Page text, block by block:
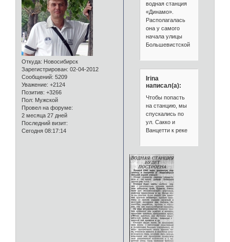
Откуда: Новосибирск
Зарегистрирован: 02-04-2012
Сообщений: 5209
Уважение: +2124
Позитив: +3266
Пол: Мужской
Провел на форуме:
2 месяца 27 дней
Последний визит:
Сегодня 08:17:14
водная станция
«Динамо».
Располагалась
она у самого
начала улицы
Большевистской
Irina
написал(а):
Чтобы попасть
на станцию, мы
спускались по
ул. Сакко и
Ванцетти к реке